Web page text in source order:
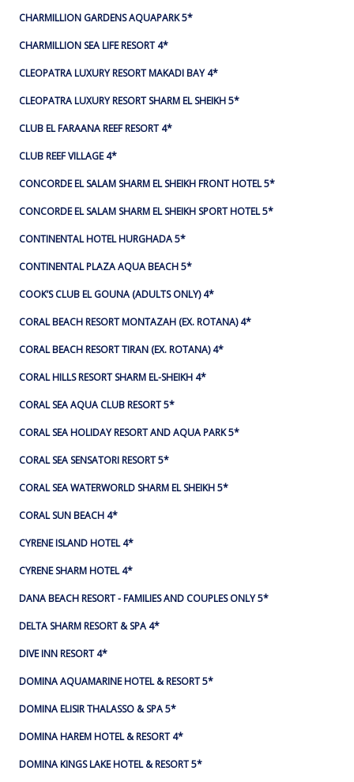
CHARMILLION GARDENS AQUAPARK 5*
CHARMILLION SEA LIFE RESORT 4*
CLEOPATRA LUXURY RESORT MAKADI BAY 4*
CLEOPATRA LUXURY RESORT SHARM EL SHEIKH 5*
CLUB EL FARAANA REEF RESORT 4*
CLUB REEF VILLAGE 4*
CONCORDE EL SALAM SHARM EL SHEIKH FRONT HOTEL 5*
CONCORDE EL SALAM SHARM EL SHEIKH SPORT HOTEL 5*
CONTINENTAL HOTEL HURGHADA 5*
CONTINENTAL PLAZA AQUA BEACH 5*
COOK’S CLUB EL GOUNA (ADULTS ONLY) 4*
CORAL BEACH RESORT MONTAZAH (EX. ROTANA) 4*
CORAL BEACH RESORT TIRAN (EX. ROTANA) 4*
CORAL HILLS RESORT SHARM EL-SHEIKH 4*
CORAL SEA AQUA CLUB RESORT 5*
CORAL SEA HOLIDAY RESORT AND AQUA PARK 5*
CORAL SEA SENSATORI RESORT 5*
CORAL SEA WATERWORLD SHARM EL SHEIKH 5*
CORAL SUN BEACH 4*
CYRENE ISLAND HOTEL 4*
CYRENE SHARM HOTEL 4*
DANA BEACH RESORT - FAMILIES AND COUPLES ONLY 5*
DELTA SHARM RESORT & SPA 4*
DIVE INN RESORT 4*
DOMINA AQUAMARINE HOTEL & RESORT 5*
DOMINA ELISIR THALASSO & SPA 5*
DOMINA HAREM HOTEL & RESORT 4*
DOMINA KINGS LAKE HOTEL & RESORT 5*